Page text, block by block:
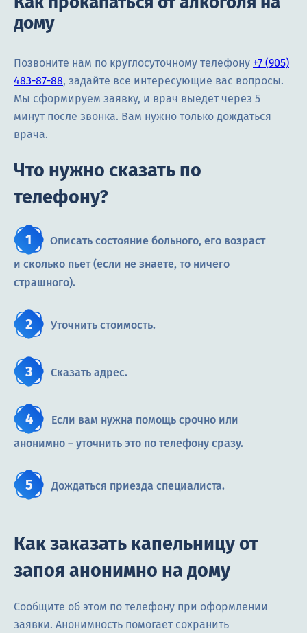
дому
Позвоните нам по круглосуточному телефону +7 (905)
483-87-88, задайте все интересующие вас вопросы.
Мы сформируем заявку, и врач выедет через 5
минут после звонка. Вам нужно только дождаться
врача.
Что нужно сказать по
телефону?
Описать состояние больного, его возраст
и сколько пьет (если не знаете, то ничего
страшного).
Уточнить стоимость.
Сказать адрес.
Если вам нужна помощь срочно или
анонимно – уточнить это по телефону сразу.
Дождаться приезда специалиста.
Как заказать капельницу от
запоя анонимно на дому
Сообщите об этом по телефону при оформлении
заявки. Анонимность помогает сохранить